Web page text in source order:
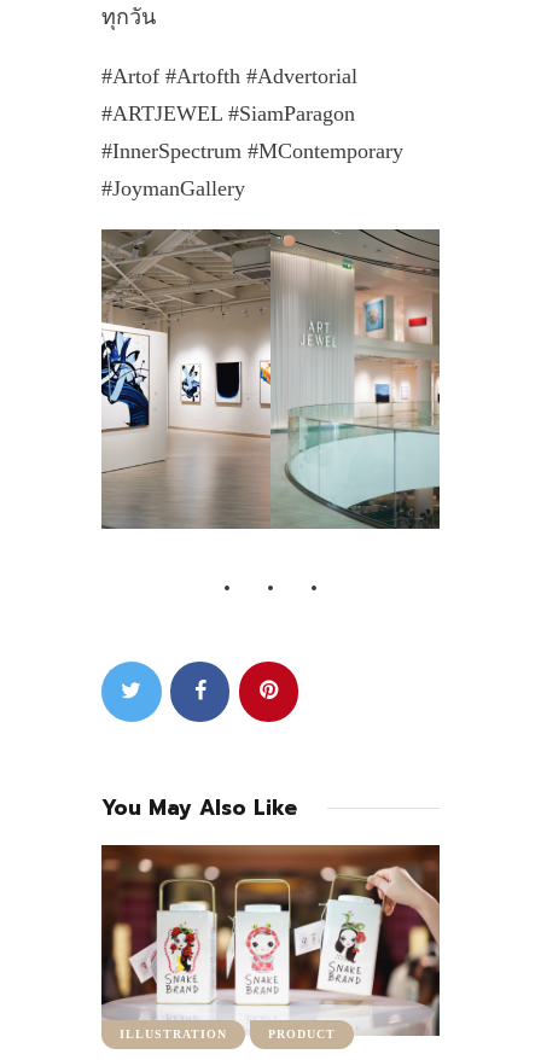
ทุกวัน
#Artof #Artofth #Advertorial
#ARTJEWEL #SiamParagon
#InnerSpectrum #MContemporary
#JoymanGallery
You May Also Like
ILLUSTRATION PRODUCT